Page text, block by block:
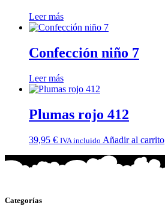
Leer más
Confección niño 7
Leer más
Plumas rojo 412
39,95 € IVA incluido Añadir al carrito
Categorías